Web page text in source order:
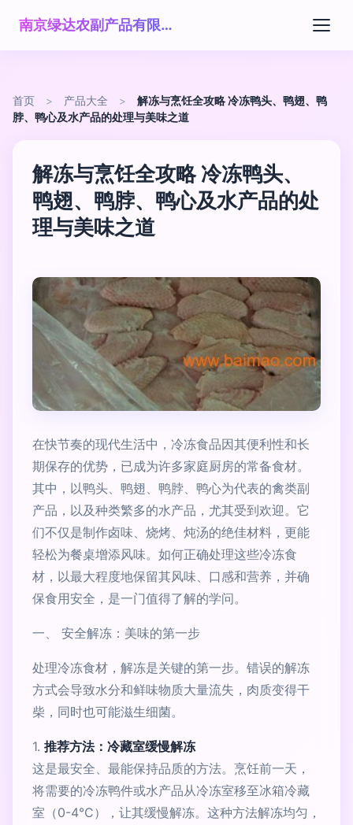
南京绿达农副产品有限公司
首页 > 产品大全 >
解冻与烹饪全攻略 冷冻鸭头、鸭翅、鸭
脖、鸭心及水产品的处理与美味之道
解冻与烹饪全攻略 冷冻鸭头、
鸭翅、鸭脖、鸭心及水产品的处
理与美味之道
在快节奏的现代生活中，冷冻食品因其便利性和长
期保存的优势，已成为许多家庭厨房的常备食材。
其中，以鸭头、鸭翅、鸭脖、鸭心为代表的禽类副
产品，以及种类繁多的水产品，尤其受到欢迎。它
们不仅是制作卤味、烧烤、炖汤的绝佳材料，更能
轻松为餐桌增添风味。如何正确处理这些冷冻食
材，以最大程度地保留其风味、口感和营养，并确
保食用安全，是一门值得了解的学问。
一、 安全解冻：美味的第一步
处理冷冻食材，解冻是关键的第一步。错误的解冻
方式会导致水分和鲜味物质大量流失，肉质变得干
柴，同时也可能滋生细菌。
1. 推荐方法：冷藏室缓慢解冻
这是最安全、最能保持品质的方法。烹饪前一天，
将需要的冷冻鸭件或水产品从冷冻室移至冰箱冷藏
室（0-4°C），让其缓慢解冻。这种方法解冻均匀，